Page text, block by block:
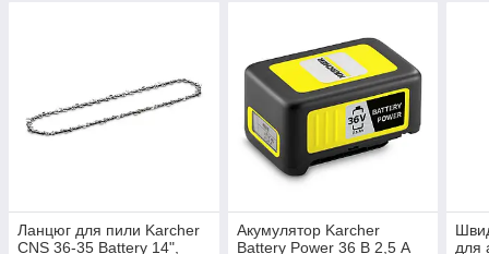
Ланцюг для пили Karcher
CNS 36-35 Battery 14",
Акумулятор Karcher
Battery Power 36 В 2,5 A
для